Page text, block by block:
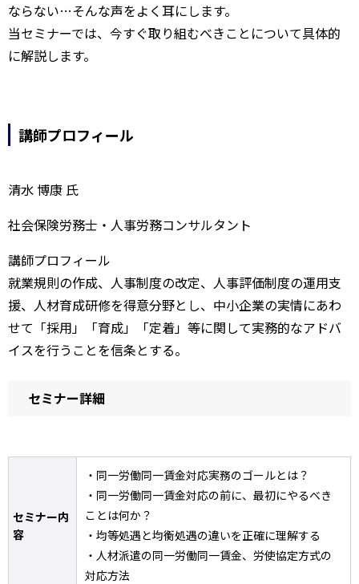
ならない…そんな声をよく耳にします。
当セミナーでは、今すぐ取り組むべきことについて具体的
に解説します。
講師プロフィール
清水 博康 氏
社会保険労務士・人事労務コンサルタント
講師プロフィール
就業規則の作成、人事制度の改定、人事評価制度の運用支
援、人材育成研修を得意分野とし、中小企業の実情にあわ
せて「採用」「育成」「定着」等に関して実務的なアドバ
イスを行うことを信条とする。
セミナー詳細
セミナー内
容
・同一労働同一賃金対応実務のゴールとは？
・同一労働同一賃金対応の前に、最初にやるべき
ことは何か？
・均等処遇と均衡処遇の違いを正確に理解する
・人材派遣の同一労働同一賃金、労使協定方式の
対応方法